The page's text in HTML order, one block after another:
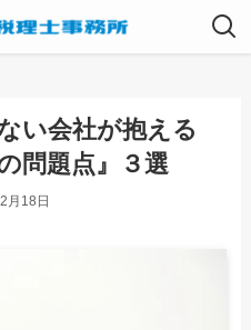
い会社が抱える
問題点』３選
月18日